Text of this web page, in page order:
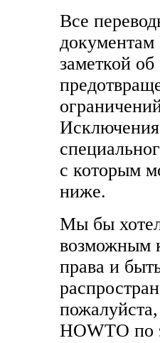
Все
заметкой
Исключения
с которым
ниже.
Мы бы
возможным
права и
HOWTO по